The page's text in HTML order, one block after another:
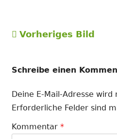
Vorheriges Bild
Schreibe einen
Deine E-Mail-Adresse
Erforderliche Felder sind
Kommentar *